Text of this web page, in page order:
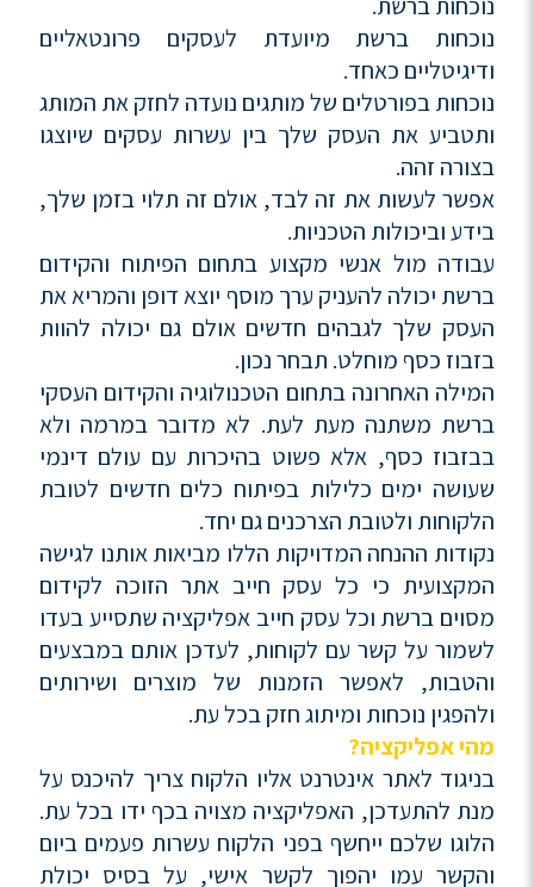
נוכחות ברשת מיועדת לעסקים פרונטאליים
ודיגיטליים כאחד.
נוכחות בפורטלים של מותגים נועדה לחזק את המותג
ותטביע את העסק שלך בין עשרות עסקים שיוצגו
בצורה זהה.
אפשר לעשות את זה לבד, אולם זה תלוי בזמן שלך,
בידע וביכולות הטכניות.
עבודה מול אנשי מקצוע בתחום הפיתוח והקידום
ברשת יכולה להעניק ערך מוסף יוצא דופן והמריא את
העסק שלך לגבהים חדשים אולם גם יכולה להוות
בזבוז כסף מוחלט. תבחר נכון.
המילה האחרונה בתחום הטכנולוגיה והקידום העסקי
ברשת משתנה מעת לעת. לא מדובר במרמה ולא
בבזבוז כסף, אלא פשוט בהיכרות עם עולם דינמי
שעושה ימים כלילות בפיתוח כלים חדשים לטובת
הלקוחות ולטובת הצרכנים גם יחד.
נקודות ההנחה המדויקות הללו מביאות אותנו לגישה
המקצועית כי כל עסק חייב אתר הזוכה לקידום
מסוים ברשת וכל עסק חייב אפליקציה שתסייע בעדו
לשמור על קשר עם לקוחות, לעדכן אותם במבצעים
והטבות, לאפשר הזמנות של מוצרים ושירותים
ולהפגין נוכחות ומיתוג חזק בכל עת.
מהי אפליקציה?
בניגוד לאתר אינטרנט אליו הלקוח צריך להיכנס על
מנת להתעדכן, האפליקציה מצויה בכף ידו בכל עת.
הלוגו שלכם ייחשף בפני הלקוח עשרות פעמים ביום
והקשר עמו יהפוך לקשר אישי, על בסיס יכולת